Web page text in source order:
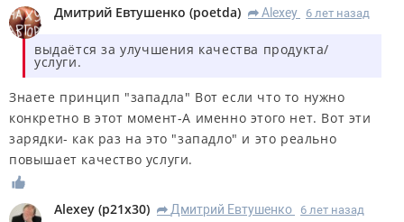
Дмитрий Евтушенко (poetda) R Alexey 6 лет назад
выдаётся за улучшения качества продукта/
услуги.
Знаете принцип "западла" Вот если что то нужно
конкретно в этот момент-А именно этого нет. Вот эти
зарядки- как раз на это "западло" и это реально
повышает качество услуги.
Alexey (p21x30) R Дмитрий Евтушенко 6 лет назад